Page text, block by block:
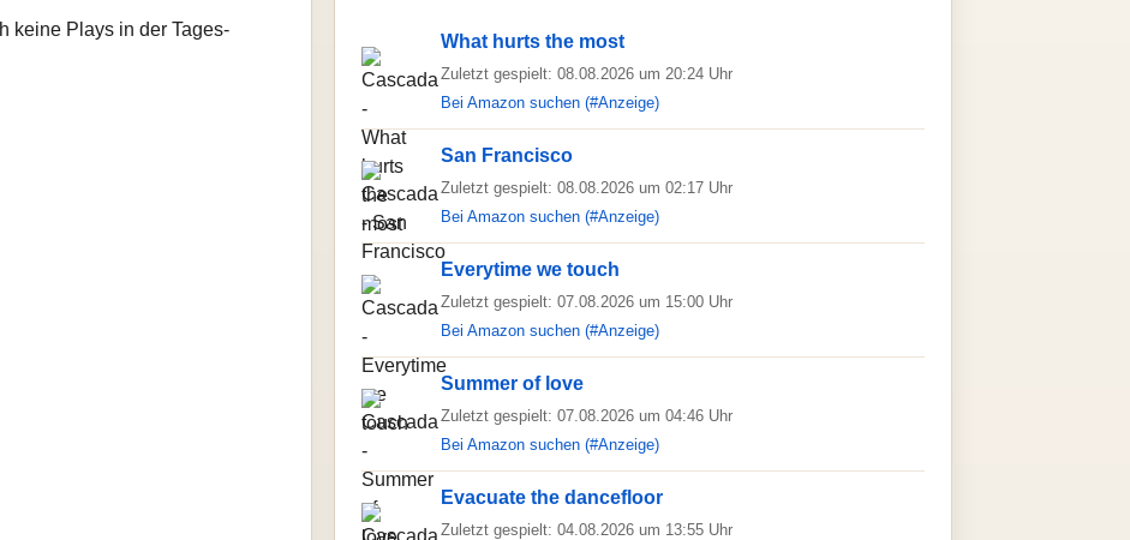
keine Plays in der Tages-
What hurts the most
Zuletzt gespielt: 08.08.2026 um 20:24 Uhr
Bei Amazon suchen (#Anzeige)
San Francisco
Zuletzt gespielt: 08.08.2026 um 02:17 Uhr
Bei Amazon suchen (#Anzeige)
Everytime we touch
Zuletzt gespielt: 07.08.2026 um 15:00 Uhr
Bei Amazon suchen (#Anzeige)
Summer of love
Zuletzt gespielt: 07.08.2026 um 04:46 Uhr
Bei Amazon suchen (#Anzeige)
Evacuate the dancefloor
Zuletzt gespielt: 04.08.2026 um 13:55 Uhr